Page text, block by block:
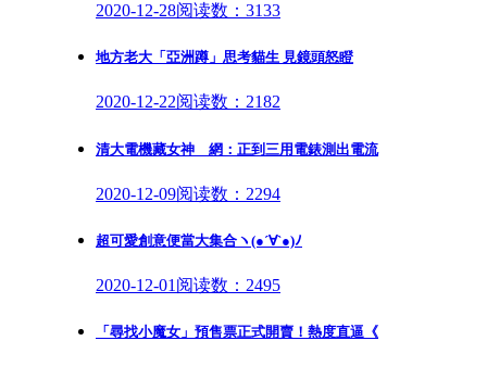
2020-12-28阅读数：3133
地方老大「亞洲蹲」思考貓生 見鏡頭怒瞪
2020-12-22阅读数：2182
清大電機藏女神 網：正到三用電錶測出電流
2020-12-09阅读数：2294
超可愛創意便當大集合ヽ(●´∀`●)ﾉ
2020-12-01 阅读数：2495
「尋找小魔女」預售票正式開賣！熱度直逼《